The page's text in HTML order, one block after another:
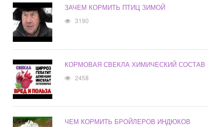
ЗАЧЕМ КОРМИТЬ ПТИЦ ЗИМОЙ
3190
КОРМОВАЯ СВЕКЛА ХИМИЧЕСКИЙ СОСТАВ
2458
ЧЕМ КОРМИТЬ БРОЙЛЕРОВ ИНДЮКОВ